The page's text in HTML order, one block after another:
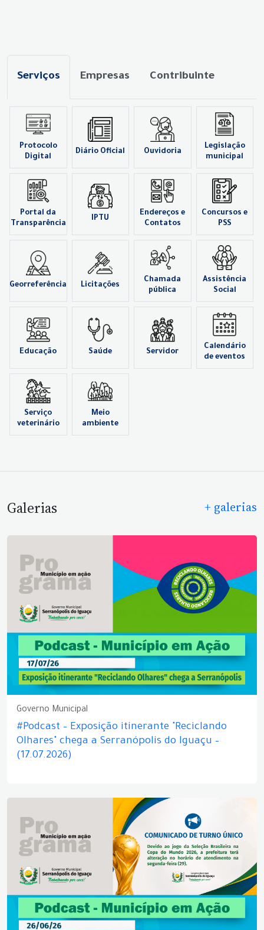
Serviços Empresas Contribuinte
Protocolo
Digital
Diário Oficial Ouvidoria
Legislação
municipal
Portal da
Transparência
IPTU
Endereços e
Contatos
Concursos e
PSS
Georreferência Licitações
Chamada
pública
Assistência
Social
Educação Saúde Servidor
Calendário
de eventos
Serviço
veterinário
Meio
ambiente
Galerias + galerias
Governo Municipal
#Podcast – Exposição itinerante "Reciclando
Olhares" chega a Serranópolis do Iguaçu –
(17.07.2026)